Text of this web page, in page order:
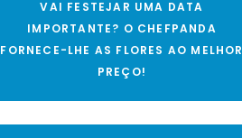
VAI FESTEJAR UMA DATA
IMPORTANTE? O CHEFPANDA
FORNECE-LHE AS FLORES AO MELHOR
PREÇO!